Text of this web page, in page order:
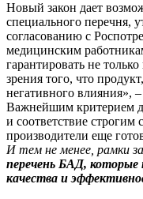
Новый закон дает
специального перечня,
согласованию с
медицинским
гарантировать не
зрения того, что
негативного влияния»,
Важнейшим критерием
и соответствие строгим
производители еще
И тем не менее, рамки
перечень БАД,
качества и